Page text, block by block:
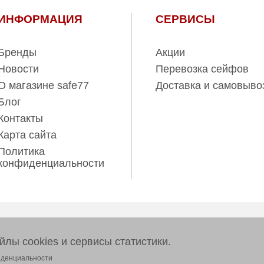
магазине safe77
сайта
СЕРВИСЫ
Акции
Перевозка сейфов
Доставка и
и ни при каких условиях
cookies и сервисы статистики.